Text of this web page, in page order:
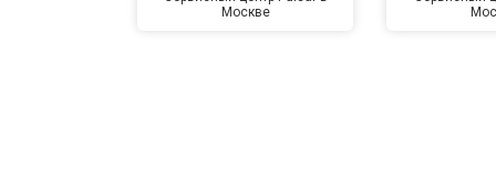
Москве